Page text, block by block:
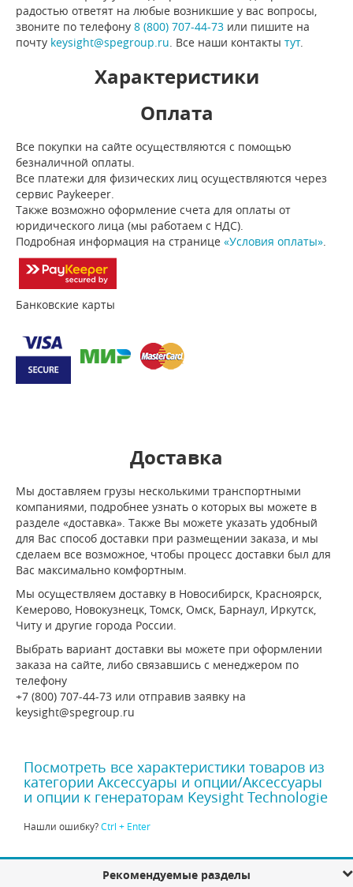
радостью ответят на любые возникшие у вас вопросы,
звоните по телефону 8 (800) 707-44-73 или пишите на
почту keysight@spegroup.ru. Все наши контакты тут.
Характеристики
Оплата
Все покупки на сайте осуществляются с помощью
безналичной оплаты.
Все платежи для физических лиц осуществляются через
сервис Paykeeper.
Также возможно оформление счета для оплаты от
юридического лица (мы работаем с НДС).
Подробная информация на странице «Условия оплаты».
Банковские карты
Доставка
Мы доставляем грузы несколькими транспортными
компаниями, подробнее узнать о которых вы можете в
разделе «доставка». Также Вы можете указать удобный
для Вас способ доставки при размещении заказа, и мы
сделаем все возможное, чтобы процесс доставки был для
Вас максимально комфортным.
Мы осуществляем доставку в Новосибирск, Красноярск,
Кемерово, Новокузнецк, Томск, Омск, Барнаул, Иркутск,
Читу и другие города России.
Выбрать вариант доставки вы можете при оформлении
заказа на сайте, либо связавшись с менеджером по
телефону
+7 (800) 707-44-73 или отправив заявку на
keysight@spegroup.ru
Посмотреть все характеристики товаров из
категории Аксессуары и опции/Аксессуары
и опции к генераторам Keysight Technologie
Нашли ошибку?Ctrl + Enter
Рекомендуемые разделы